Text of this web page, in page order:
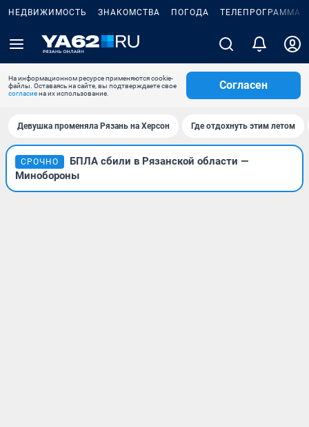
НЕДВИЖИМОСТЬ ЗНАКОМСТВА ПОГОДА ТЕЛЕПРОГРАММА
На информационном ресурсе применяются cookie-
файлы. Оставаясь на сайте, вы подтверждаете свое
согласиена их использование.
Согласен
Девушка променяла Рязань на Херсон Где отдохнуть этим летом
СРОЧНО
БПЛА сбили в Рязанской области —
Минобороны